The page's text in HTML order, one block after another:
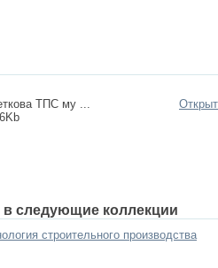
ТПС му ...
следующие коллекции
строительного производства